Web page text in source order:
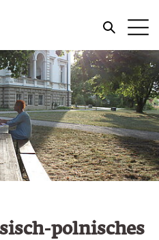
polnisches